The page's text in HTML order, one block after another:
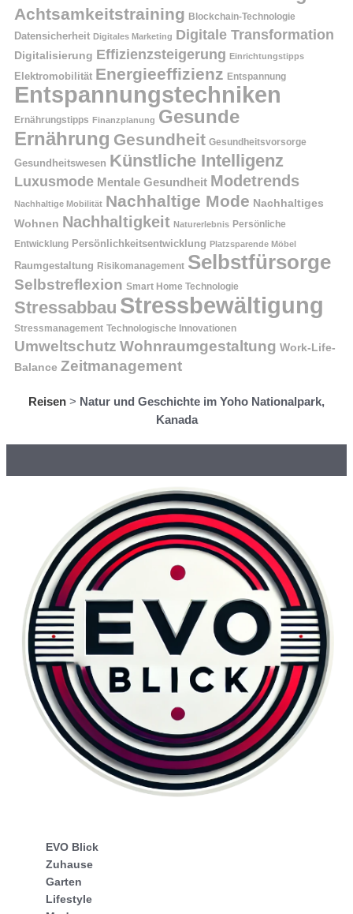
Achtsamkeitstraining Blockchain-Technologie
Datensicherheit Digitales Marketing Digitale Transformation
Digitalisierung Effizienzsteigerung Einrichtungstipps
Elektromobilität Energieeffizienz Entspannung
Entspannungstechniken
Ernährungstipps Finanzplanung Gesunde
Ernährung Gesundheit Gesundheitsvorsorge
Gesundheitswesen Künstliche Intelligenz
Luxusmode Mentale Gesundheit Modetrends
Nachhaltige Mobilität Nachhaltige Mode Nachhaltiges
Wohnen Nachhaltigkeit Naturerlebnis Persönliche
Entwicklung Persönlichkeitsentwicklung Platzsparende Möbel
Raumgestaltung Risikomanagement Selbstfürsorge
Selbstreflexion Smart Home Technologie
Stressabbau Stressbewältigung
Stressmanagement Technologische Innovationen
Umweltschutz Wohnraumgestaltung Work-Life-
Balance Zeitmanagement
Reisen > Natur und Geschichte im Yoho Nationalpark,
Kanada
EVO Blick
Zuhause
Garten
Lifestyle